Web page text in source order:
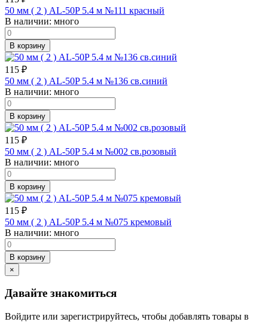
50 мм ( 2 ) AL-50P 5.4 м №111 красный
В наличии: много
В корзину
115 ₽
50 мм ( 2 ) AL-50P 5.4 м №136 св.синий
В наличии: много
В корзину
115 ₽
50 мм ( 2 ) AL-50P 5.4 м №002 св.розовый
В наличии: много
В корзину
115 ₽
50 мм ( 2 ) AL-50P 5.4 м №075 кремовый
В наличии: много
В корзину
×
Давайте знакомиться
Войдите или зарегистрируйтесь, чтобы добавлять товары в